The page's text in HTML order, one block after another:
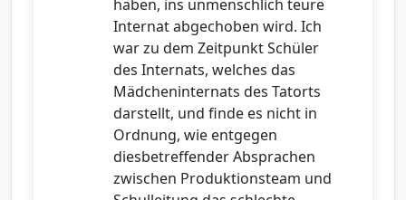
haben, ins unmenschlich teure
Internat abgechoben wird. Ich
war zu dem Zeitpunkt Schüler
des Internats, welches das
Mädcheninternats des Tatorts
darstellt, und finde es nicht in
Ordnung, wie entgegen
diesbetreffender Absprachen
zwischen Produktionsteam und